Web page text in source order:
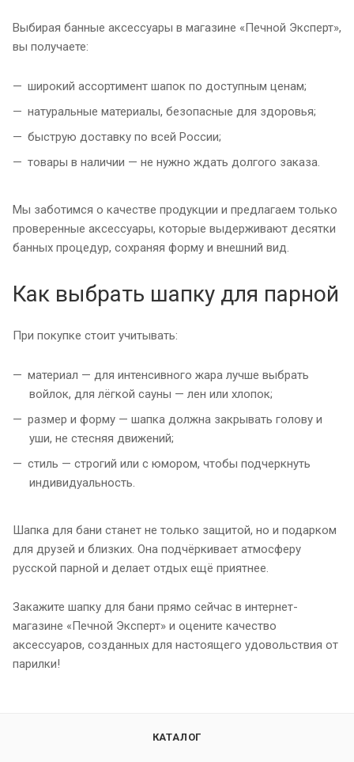
Выбирая банные аксессуары в магазине «Печной Эксперт»,
вы получаете:
широкий ассортимент шапок по доступным ценам;
натуральные материалы, безопасные для здоровья;
быструю доставку по всей России;
товары в наличии — не нужно ждать долгого заказа.
Мы заботимся о качестве продукции и предлагаем только
проверенные аксессуары, которые выдерживают десятки
банных процедур, сохраняя форму и внешний вид.
Как выбрать шапку для парной
При покупке стоит учитывать:
материал — для интенсивного жара лучше выбрать
войлок, для лёгкой сауны — лен или хлопок;
размер и форму — шапка должна закрывать голову и
уши, не стесняя движений;
стиль — строгий или с юмором, чтобы подчеркнуть
индивидуальность.
Шапка для бани станет не только защитой, но и подарком
для друзей и близких. Она подчёркивает атмосферу
русской парной и делает отдых ещё приятнее.
Закажите шапку для бани прямо сейчас в интернет-
магазине «Печной Эксперт» и оцените качество
аксессуаров, созданных для настоящего удовольствия от
парилки!
КАТАЛОГ